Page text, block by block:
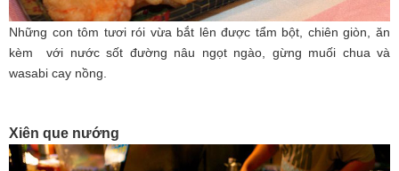
Những con tôm tươi rói vừa bắt lên được tẩm bột, chiên giòn, ăn
kèm với nước sốt đường nâu ngọt ngào, gừng muối chua và
wasabi cay nồng.
Xiên que nướng